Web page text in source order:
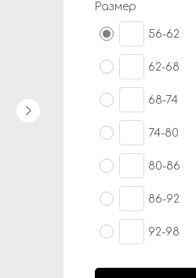
Размер
56-62
62-68
68-74
74-80
80-86
86-92
92-98